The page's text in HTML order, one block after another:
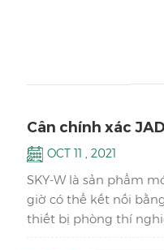
Cân chính xác
OCT 11 , 2021
SKY-W là sản phẩm
giờ có thể kết nối
thiết bị phòng thí